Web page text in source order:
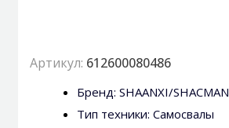
Артикул: 612600080486
Бренд: SHAANXI/SHACMAN
Тип техники: Самосвалы